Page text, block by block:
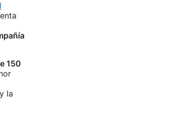
150
la